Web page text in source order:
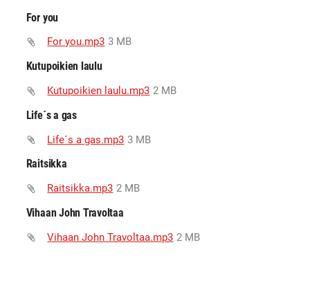
For you
For you.mp3 3 MB
Kutupoikien laulu
Kutupoikien laulu.mp3 2 MB
Life´s a gas
Life´s a gas.mp3 3 MB
Raitsikka
Raitsikka.mp3 2 MB
Vihaan John Travoltaa
Vihaan John Travoltaa.mp3 2 MB